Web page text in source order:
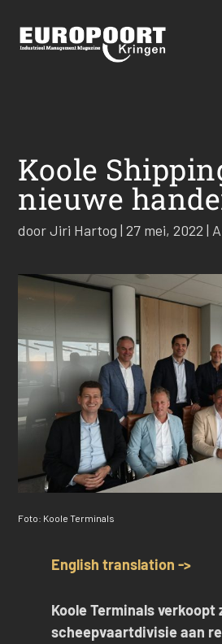
Koole
nieuwe
doorJiri Hartog |27 mei, 2022 |
Foto: Koole Terminals
English translation ->
Koole Terminals verkoopt
scheepvaartdivisie aan